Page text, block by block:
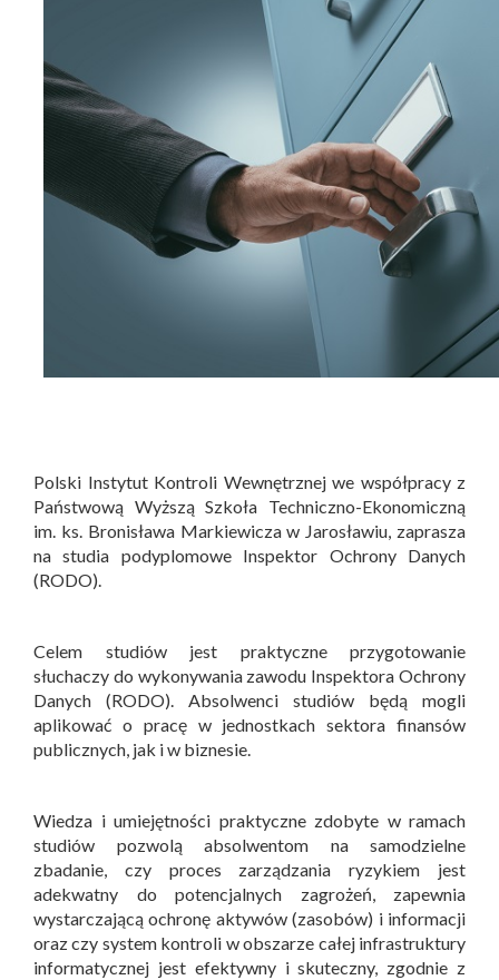
Polski Instytut Kontroli Wewnętrznej we współpracy z
Państwową Wyższą Szkoła Techniczno-Ekonomiczną
im. ks. Bronisława Markiewicza w Jarosławiu, zaprasza
na studia podyplomowe Inspektor Ochrony Danych
(RODO).
Celem studiów jest praktyczne przygotowanie
słuchaczy do wykonywania zawodu Inspektora Ochrony
Danych (RODO). Absolwenci studiów będą mogli
aplikować o pracę w jednostkach sektora finansów
publicznych, jak i w biznesie.
Wiedza i umiejętności praktyczne zdobyte w ramach
studiów pozwolą absolwentom na samodzielne
zbadanie, czy proces zarządzania ryzykiem jest
adekwatny do potencjalnych zagrożeń, zapewnia
wystarczającą ochronę aktywów (zasobów) i informacji
oraz czy system kontroli w obszarze całej infrastruktury
informatycznej jest efektywny i skuteczny, zgodnie z